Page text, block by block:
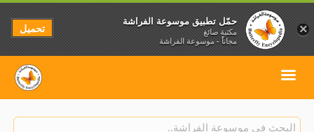
×
حمّل تطبيق موسوعة الفراشة
مكتبة صائغ
مجاناً - موسوعة الفراشة
تحميل